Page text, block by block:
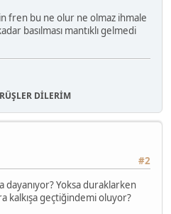
fren bu ne olur ne olmaz ihmale
basılması mantıklı gelmedi
DİLERİM
#2
dayanıyor? Yoksa duraklarken
kalkışa geçtiğindemi oluyor?